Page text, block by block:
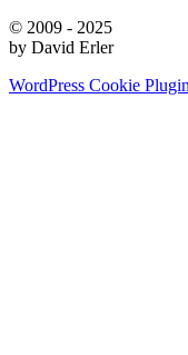
© 2009 - 2025
by David Erler
WordPress Cookie